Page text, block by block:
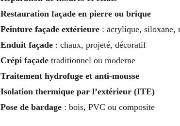
Restauration façade en pierre ou brique
Peinture façade extérieure : acrylique, siloxane,
Enduit façade : chaux, projeté, décoratif
Crépi façade traditionnel ou moderne
Traitement hydrofuge et anti-mousse
Isolation thermique par l’extérieur (ITE)
Pose de bardage : bois, PVC ou composite